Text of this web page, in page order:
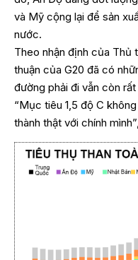
và Mỹ cộng lại để sản
nước.
Theo nhận định của Thủ
thuận của G20 đã có
đường phải đi vẫn còn rất
“Mục tiêu 1,5 độ C
thành thật với chính